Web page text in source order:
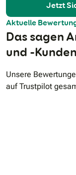
Jetzt
Aktuelle
Das sagen
und -Kunden
Unsere
auf Trustpilot